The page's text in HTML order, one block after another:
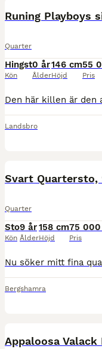
Runing Playboys
Quarter
Hingst
Kön
0 år
Ålder
146 cm
Höjd
55
Pris
Landsbro
Svart Quartersto,
Quarter
Sto
Kön
9 år
Ålder
158 cm
Höjd
75
Pris
Bergshamra
Appaloosa Valack